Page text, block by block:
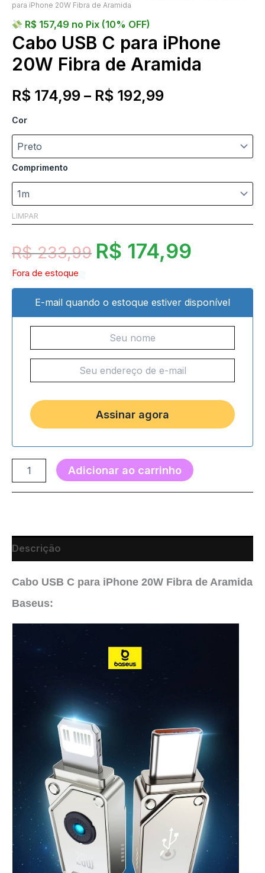
para iPhone 20W Fibra de Aramida
R$ 157,49 no Pix (10% OFF)
Cabo USB C para iPhone
20W Fibra de Aramida
R$ 174,99 – R$ 192,99
Cor
Comprimento
LIMPAR
R$233,99 R$ 174,99
Fora de estoque
E-mail quando o estoque estiver disponível
Adicionar ao carrinho
Descrição
Cabo USB C para iPhone 20W Fibra de Aramida
Baseus: